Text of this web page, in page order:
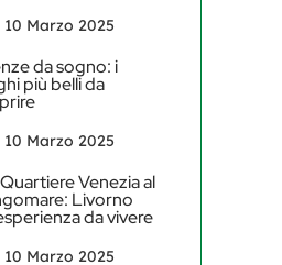
10 Marzo 2025
da sogno: i
più belli da
10 Marzo 2025
Venezia al
Livorno
da vivere
10 Marzo 2025